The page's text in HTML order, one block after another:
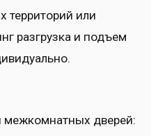
территорий или
разгрузка и подъем
межкомнатных дверей: